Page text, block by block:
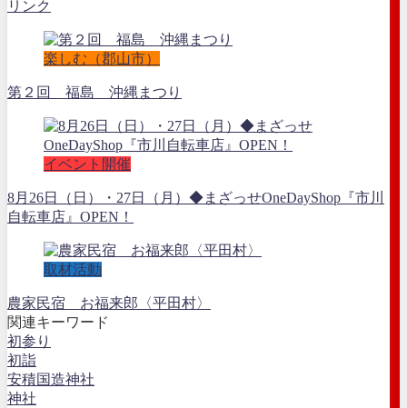
リンク
楽しむ（郡山市）
第２回 福島 沖縄まつり
イベント開催
8月26日（日）・27日（月）◆まざっせOneDayShop『市川
自転車店』OPEN！
取材活動
農家民宿 お福来郎〈平田村〉
関連キーワード
初参り
初詣
安積国造神社
神社